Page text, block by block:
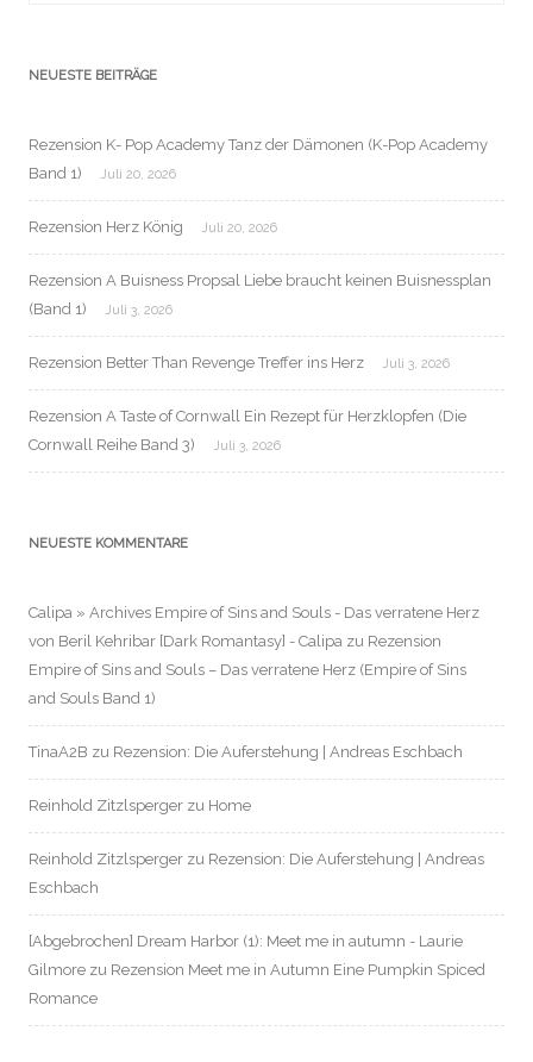
NEUESTE BEITRÄGE
Rezension K- Pop Academy Tanz der Dämonen (K-Pop Academy
Band 1)
Juli 20, 2026
Rezension Herz König Juli 20, 2026
Rezension A Buisness Propsal Liebe braucht keinen Buisnessplan
(Band 1)
Juli 3, 2026
Rezension Better Than Revenge Treffer ins Herz Juli 3, 2026
Rezension A Taste of Cornwall Ein Rezept für Herzklopfen (Die
Cornwall Reihe Band 3)
Juli 3, 2026
NEUESTE KOMMENTARE
Calipa » Archives Empire of Sins and Souls - Das verratene Herz
von Beril Kehribar [Dark Romantasy] - Calipa zu Rezension
Empire of Sins and Souls – Das verratene Herz (Empire of Sins
and Souls Band 1)
TinaA2B zu Rezension: Die Auferstehung | Andreas Eschbach
Reinhold Zitzlsperger zu Home
Reinhold Zitzlsperger zu Rezension: Die Auferstehung | Andreas
Eschbach
[Abgebrochen] Dream Harbor (1): Meet me in autumn - Laurie
Gilmore zu Rezension Meet me in Autumn Eine Pumpkin Spiced
Romance